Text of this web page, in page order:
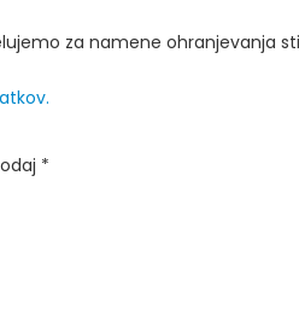
za namene ohranjevanja
*